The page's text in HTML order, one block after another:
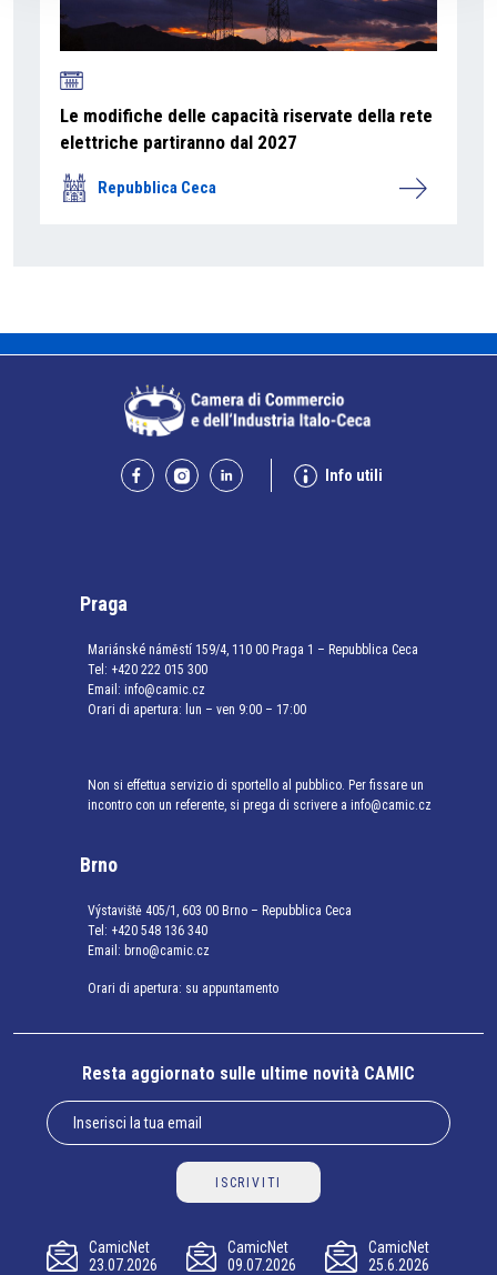
Le modifiche delle capacità riservate della rete
elettriche partiranno dal 2027
Repubblica Ceca
Info utili
Praga
Mariánské náměstí 159/4, 110 00 Praga 1 – Repubblica Ceca
Tel: +420 222 015 300
Email: info@camic.cz
Orari di apertura: lun – ven 9:00 – 17:00
Non si effettua servizio di sportello al pubblico. Per fissare un
incontro con un referente, si prega di scrivere a info@camic.cz
Brno
Výstaviště 405/1, 603 00 Brno – Repubblica Ceca
Tel: +420 548 136 340
Email: brno@camic.cz
Orari di apertura: su appuntamento
Resta aggiornato sulle ultime novità CAMIC
ISCRIVITI
CamicNet
23.07.2026
CamicNet
09.07.2026
CamicNet
25.6.2026